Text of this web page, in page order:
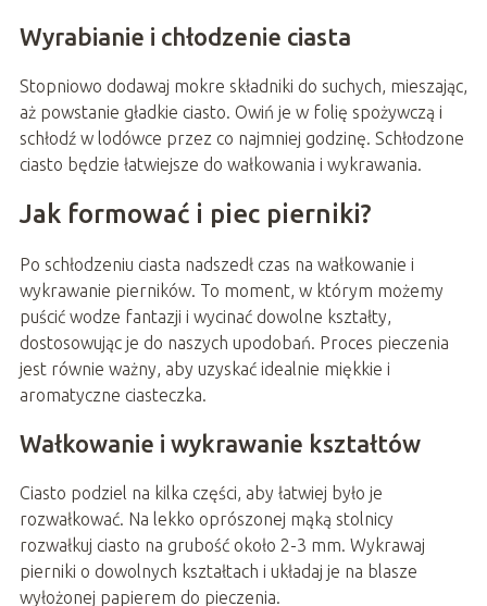
Wyrabianie i chłodzenie ciasta
Stopniowo dodawaj mokre składniki do suchych, mieszając,
aż powstanie gładkie ciasto. Owiń je w folię spożywczą i
schłodź w lodówce przez co najmniej godzinę. Schłodzone
ciasto będzie łatwiejsze do wałkowania i wykrawania.
Jak formować i piec pierniki?
Po schłodzeniu ciasta nadszedł czas na wałkowanie i
wykrawanie pierników. To moment, w którym możemy
puścić wodze fantazji i wycinać dowolne kształty,
dostosowując je do naszych upodobań. Proces pieczenia
jest równie ważny, aby uzyskać idealnie miękkie i
aromatyczne ciasteczka.
Wałkowanie i wykrawanie kształtów
Ciasto podziel na kilka części, aby łatwiej było je
rozwałkować. Na lekko oprószonej mąką stolnicy
rozwałkuj ciasto na grubość około 2-3 mm. Wykrawaj
pierniki o dowolnych kształtach i układaj je na blasze
wyłożonej papierem do pieczenia.